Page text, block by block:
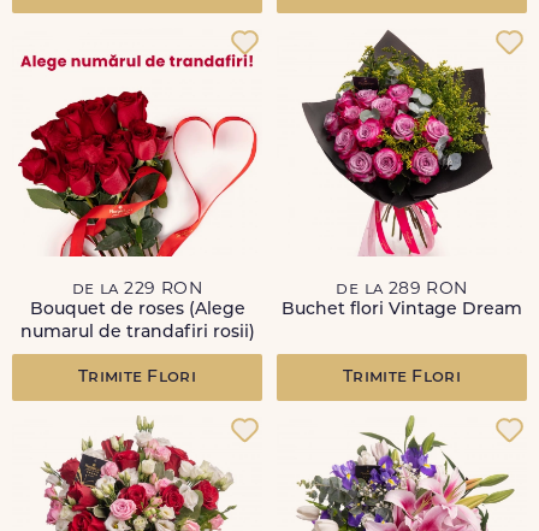
de la 229 RON
Bouquet de roses (Alege
numarul de trandafiri rosii)
Trimite Flori
de la 289 RON
Buchet flori Vintage Dream
Trimite Flori